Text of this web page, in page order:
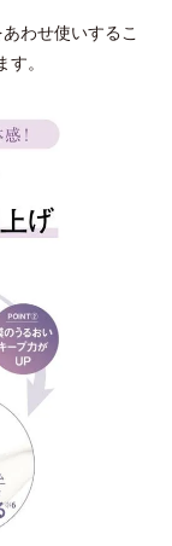
わせ使いするこ
。